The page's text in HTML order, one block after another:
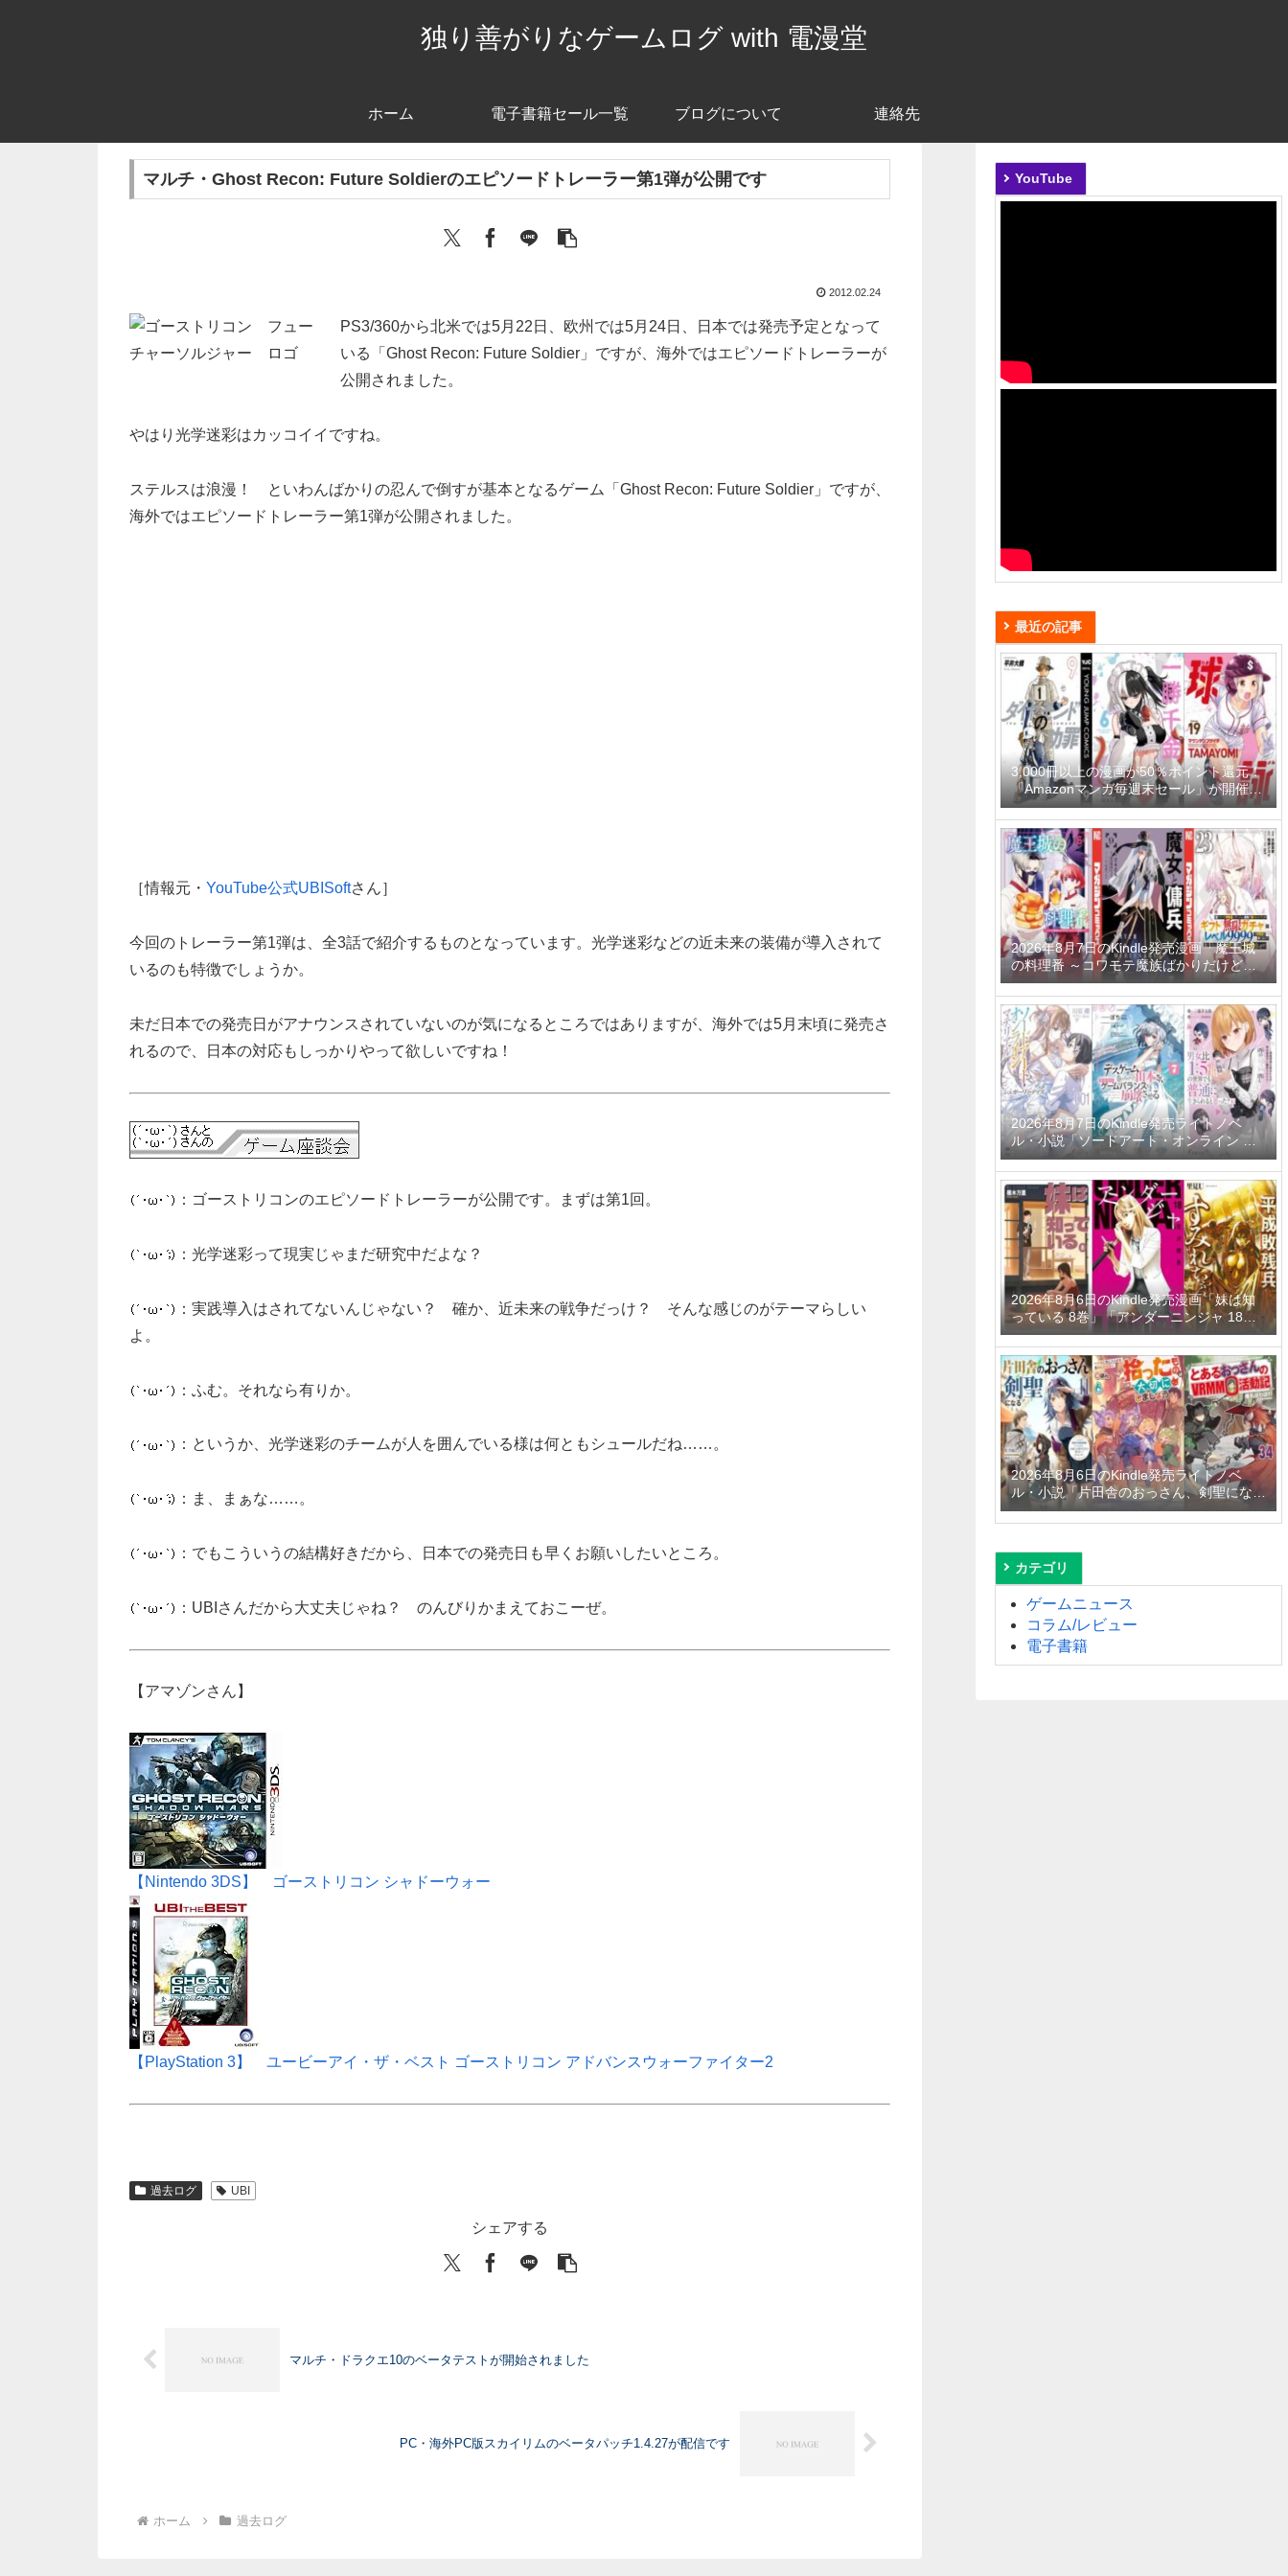
独り善がりなゲームログ with 電漫堂
ホーム 電子書籍セール一覧 ブログについて 連絡先
マルチ・Ghost Recon: Future Soldierのエピソードトレーラー第1弾が公開です
2012.02.24
PS3/360から北米では5月22日、欧州では5月24日、日本では発売予定となって
いる「Ghost Recon: Future Soldier」ですが、海外ではエピソードトレーラーが
公開されました。
やはり光学迷彩はカッコイイですね。
ステルスは浪漫！ といわんばかりの忍んで倒すが基本となるゲーム「Ghost Recon: Future Soldier」ですが、
海外ではエピソードトレーラー第1弾が公開されました。
［情報元・ YouTube公式UBISoftさん］
今回のトレーラー第1弾は、全3話で紹介するものとなっています。光学迷彩などの近未来の装備が導入されて
いるのも特徴でしょうか。
未だ日本での発売日がアナウンスされていないのが気になるところではありますが、海外では5月末頃に発売さ
れるので、日本の対応もしっかりやって欲しいですね！
：ゴーストリコンのエピソードトレーラーが公開です。まずは第1回。
：光学迷彩って現実じゃまだ研究中だよな？
：実践導入はされてないんじゃない？ 確か、近未来の戦争だっけ？ そんな感じのがテーマらしい
よ。
：ふむ。それなら有りか。
：というか、光学迷彩のチームが人を囲んでいる様は何ともシュールだね……。
：ま、まぁな……。
：でもこういうの結構好きだから、日本での発売日も早くお願いしたいところ。
：UBIさんだから大丈夫じゃね？ のんびりかまえておこーぜ。
【アマゾンさん】
【Nintendo 3DS】 ゴーストリコン シャドーウォー
【PlayStation 3】 ユービーアイ・ザ・ベスト ゴーストリコン アドバンスウォーファイター2
過去ログ UBI
シェアする
マルチ・ドラクエ10のベータテストが開始されました
PC・海外PC版スカイリムのベータパッチ1.4.27が配信です
ホーム 過去ログ
YouTube
最近の記事
3,000冊以上の漫画が50％ポイント還元！
「Amazonマンガ毎週末セール」が開催
中、終了予定日は8月9日！
2026年8月7日のKindle発売漫画「魔王城
の料理番 ～コワモテ魔族ばかりだけど、
ホワイトな職場です～ 6巻」「魔女と傭兵
9巻」「信じていた仲間達にダンジョン奥
地で殺されかけたがギフト『無限ガチャ』
でレベル9999の仲間達を手に入れて元パ
ーティーメンバーと世界に復讐＆『ざま
ぁ！』します！ 23巻」など
2026年8月7日のKindle発売ライトノベ
ル・小説「ソードアート・オンライン マ
テリアル1 シュガーリィ・デイズ」「デス
ゲームに巻き込まれた山本さん、気ままに
ゲームバランスを崩壊させる 7巻」「男女
比1：5の世界でも普通に生きられると思
った？6 ～激重感情な彼女たちが無自覚男
子に翻弄されたら～」など
2026年8月6日のKindle発売漫画「妹は知
っている 8巻」「アンダーニンジャ 18
巻」「平成敗残兵すみれちゃん 11巻」な
ど
2026年8月6日のKindle発売ライトノベ
ル・小説「片田舎のおっさん、剣聖になる
11 ～ただの田舎の剣術師範だったのに、
大成した弟子たちが俺を放ってくれない件
子狼に気に入られた男の転移物語～ 6巻」
「とあるおっさんのVRMMO活動記 34
巻」など
カテゴリ
ゲームニュース
コラム/レビュー
電子書籍